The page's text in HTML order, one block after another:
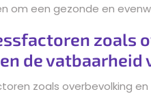
om een gezonde en
zoals
de
zoals overbevolking